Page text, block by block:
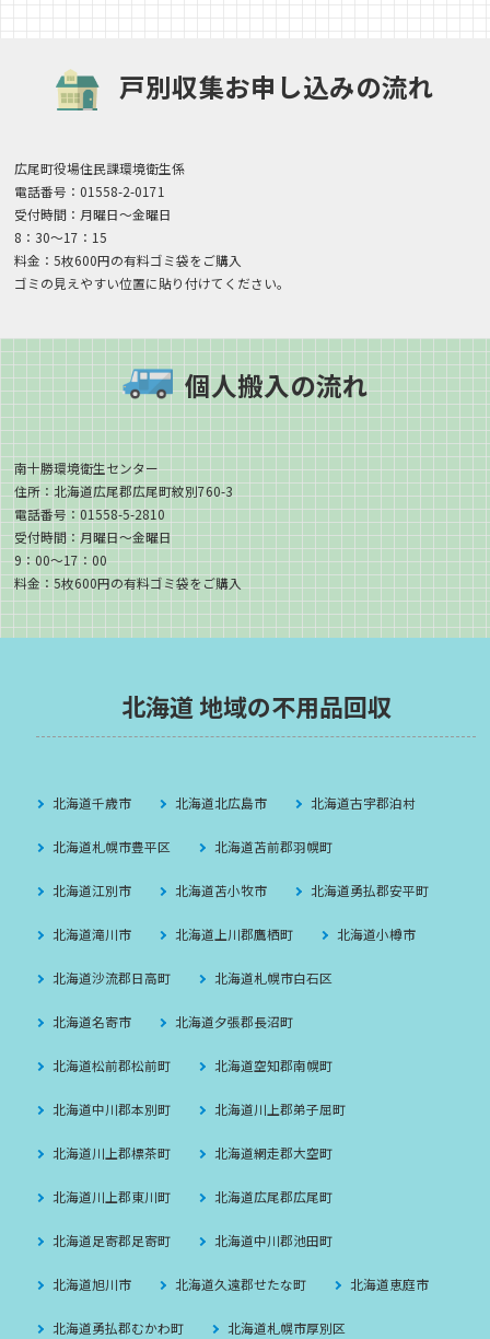
戸別収集お申し込みの流れ
広尾町役場住民課環境衛生係
電話番号：01558-2-0171
受付時間：月曜日〜金曜日
8：30〜17：15
料金：5枚600円の有料ゴミ袋をご購入
ゴミの見えやすい位置に貼り付けてください。
個人搬入の流れ
南十勝環境衛生センター
住所：北海道広尾郡広尾町紋別760-3
電話番号：01558-5-2810
受付時間：月曜日〜金曜日
9：00〜17：00
料金：5枚600円の有料ゴミ袋をご購入
北海道 地域の不用品回収
北海道千歳市 北海道北広島市 北海道古宇郡泊村
北海道札幌市豊平区 北海道苫前郡羽幌町
北海道江別市 北海道苫小牧市 北海道勇払郡安平町
北海道滝川市 北海道上川郡鷹栖町 北海道小樽市
北海道沙流郡日高町 北海道札幌市白石区
北海道名寄市 北海道夕張郡長沼町
北海道松前郡松前町 北海道空知郡南幌町
北海道中川郡本別町 北海道川上郡弟子屈町
北海道川上郡標茶町 北海道網走郡大空町
北海道川上郡東川町 北海道広尾郡広尾町
北海道足寄郡足寄町 北海道中川郡池田町
北海道旭川市 北海道久遠郡せたな町 北海道恵庭市
北海道勇払郡むかわ町 北海道札幌市厚別区